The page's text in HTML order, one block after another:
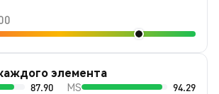
элемента
87.90 MS
94.29